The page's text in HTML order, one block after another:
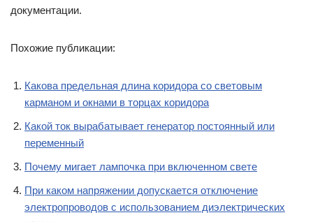
документации.
Похожие публикации:
Какова предельная длина коридора со световым
карманом и окнами в торцах коридора
Какой ток вырабатывает генератор постоянный или
переменный
Почему мигает лампочка при включенном свете
При каком напряжении допускается отключение
электропроводов с использованием диэлектрических